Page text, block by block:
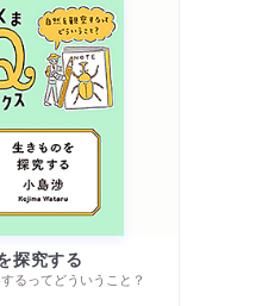
探究する
るってどういうこと？